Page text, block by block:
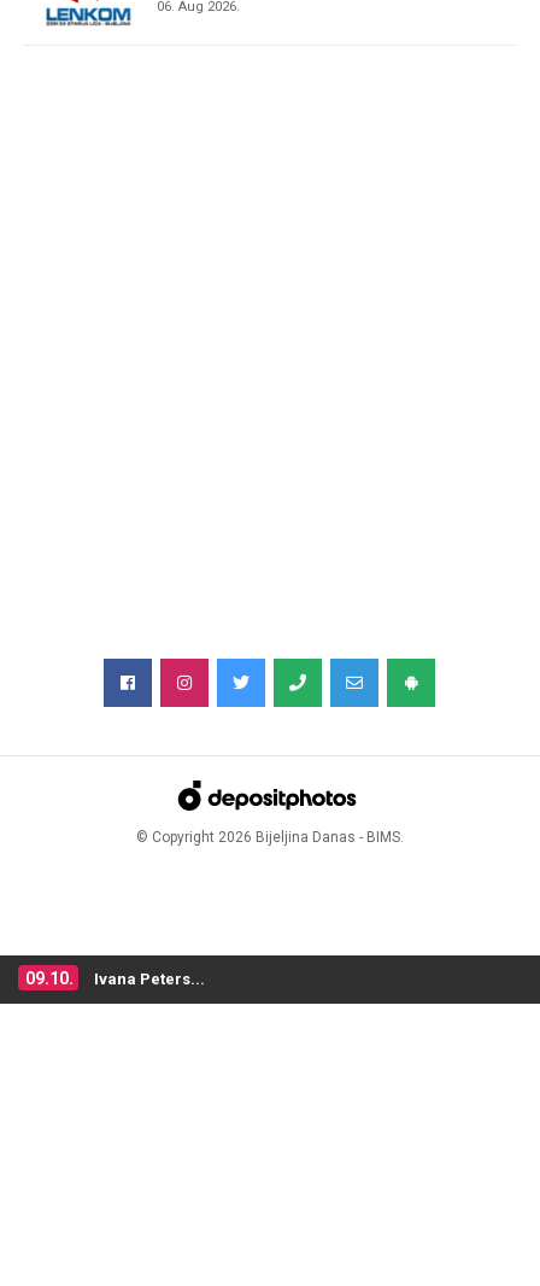
06. Aug 2026.
© Copyright 2026 Bijeljina Danas - BIMS.
09.10. Ivana Peters...